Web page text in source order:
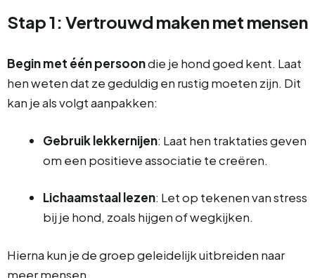
Stap 1: Vertrouwd maken met mensen
Begin met één persoondie je hond goed kent. Laat
hen weten dat ze geduldig en rustig moeten zijn. Dit
kan je als volgt aanpakken:
Gebruik lekkernijen: Laat hen traktaties geven
om een positieve associatie te creëren.
Lichaamstaal lezen: Let op tekenen van stress
bij je hond, zoals hijgen of wegkijken.
Hierna kun je de groep geleidelijk uitbreiden naar
meer mensen.